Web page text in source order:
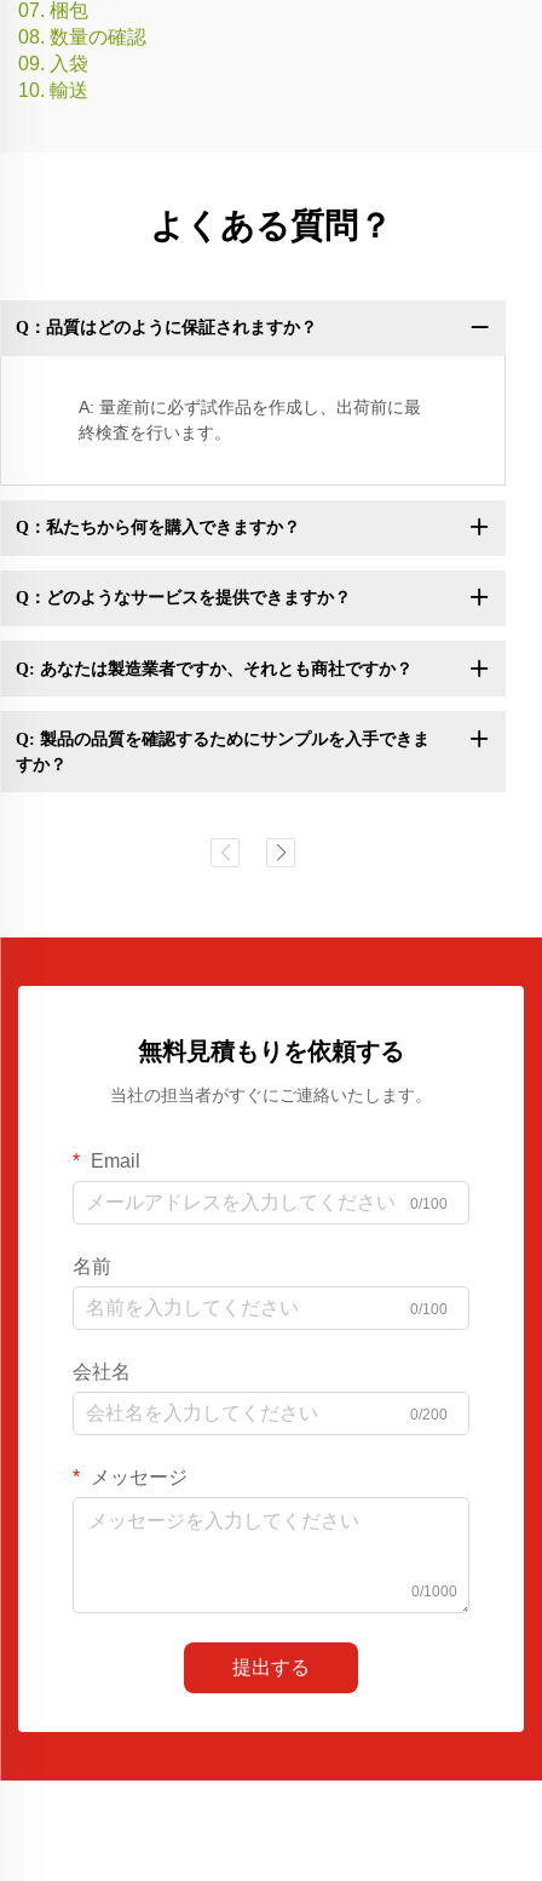
07. 梱包
08. 数量の確認
09. 入袋
10. 輸送
よくある質問？
Q：品質はどのように保証されますか？
A: 量産前に必ず試作品を作成し、出荷前に最
終検査を行います。
Q：私たちから何を購入できますか？
Q：どのようなサービスを提供できますか？
Q: あなたは製造業者ですか、それとも商社ですか？
Q: 製品の品質を確認するためにサンプルを入手できま
すか？
無料見積もりを依頼する
当社の担当者がすぐにご連絡いたします。
Email
0/100
名前
0/100
会社名
0/200
メッセージ
0/1000
提出する